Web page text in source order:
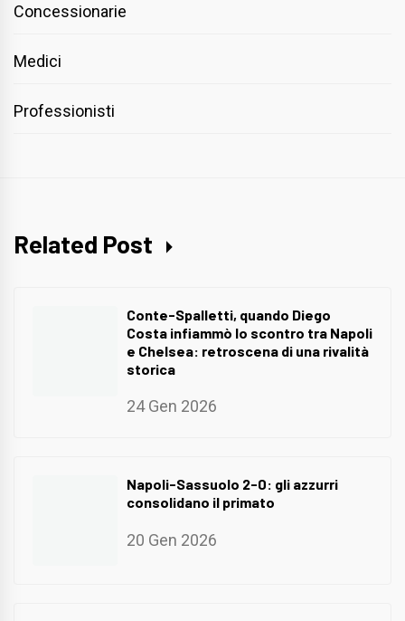
Concessionarie
Medici
Professionisti
Related Post
Conte-Spalletti, quando Diego
Costa infiammò lo scontro tra Napoli
e Chelsea: retroscena di una rivalità
storica
24 Gen 2026
Napoli-Sassuolo 2-0: gli azzurri
consolidano il primato
20 Gen 2026